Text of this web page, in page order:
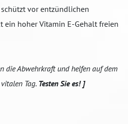
vor entzündlichen
ein hoher Vitamin E-Gehalt freien
die Abwehrkraft und helfen auf dem
Tag. Testen Sie es! ]